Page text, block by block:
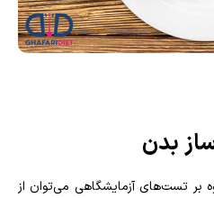
بدن
بر تست‌های آزمایشگاهی می‌توان از